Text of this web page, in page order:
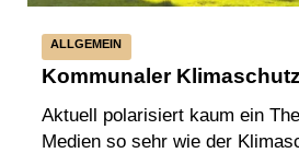
ALLGEMEIN
Kommunaler
Aktuell polarisiert kaum ein
Medien so sehr wie der